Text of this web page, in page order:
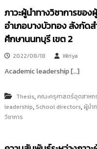
ภาวะผู้นำทางวิชาการขอ
อำเภอบางบัวทอง สังกัด
ศึกษานนทบุรี เขต 2
2022/08/18 Wiriya
Academic leadership […]
Thesis,คณะครุศาสตร์อุตสาหก
leadership, School directors,ผู้นำ
วิชาการ